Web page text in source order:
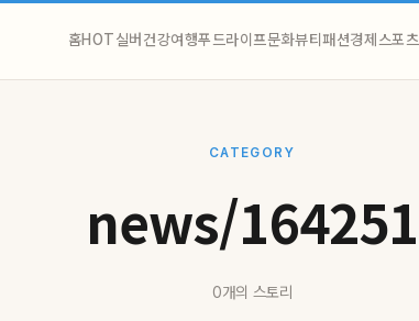
홈HOT실버건강여행푸드라이프문화뷰티패션경제스포츠
CATEGORY
news/164251
0개의 스토리